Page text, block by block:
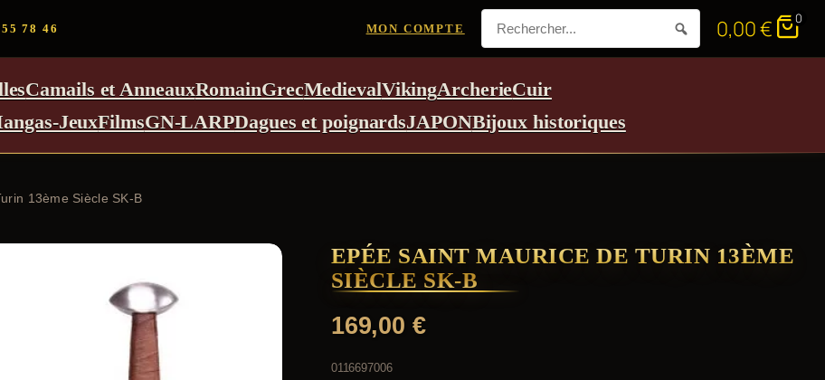
78 46 MON COMPTE 0,00€ 0
Camails et AnneauxRomainGrecMedievalVikingArcherieCuir
JeuxFilmsGN-LARPDagues et poignardsJAPONBijoux historiques
13ème Siècle SK-B
EPÉE SAINT MAURICE DE TURIN 13ÈME
SIÈCLE SK-B
169,00€
0116697006